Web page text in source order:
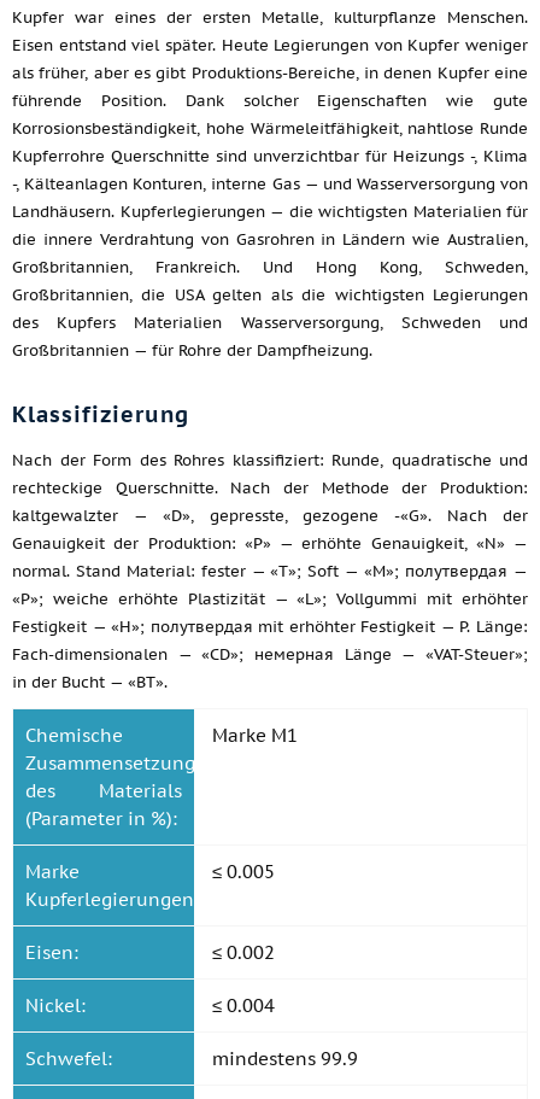
Kupfer war eines der ersten Metalle, kulturpflanze Menschen.
Eisen entstand viel später. Heute Legierungen von Kupfer weniger
als früher, aber es gibt Produktions-Bereiche, in denen Kupfer eine
führende Position. Dank solcher Eigenschaften wie gute
Korrosionsbeständigkeit, hohe Wärmeleitfähigkeit, nahtlose Runde
Kupferrohre Querschnitte sind unverzichtbar für Heizungs -, Klima
-, Kälteanlagen Konturen, interne Gas — und Wasserversorgung von
Landhäusern. Kupferlegierungen — die wichtigsten Materialien für
die innere Verdrahtung von Gasrohren in Ländern wie Australien,
Großbritannien, Frankreich. Und Hong Kong, Schweden,
Großbritannien, die USA gelten als die wichtigsten Legierungen
des Kupfers Materialien Wasserversorgung, Schweden und
Großbritannien — für Rohre der Dampfheizung.
Klassifizierung
Nach der Form des Rohres klassifiziert: Runde, quadratische und
rechteckige Querschnitte. Nach der Methode der Produktion:
kaltgewalzter — «D», gepresste, gezogene -«G». Nach der
Genauigkeit der Produktion: «P» — erhöhte Genauigkeit, «N» —
normal. Stand Material: fester — «T»; Soft — «M»; полутвердая —
«P»; weiche erhöhte Plastizität — «L»; Vollgummi mit erhöhter
Festigkeit — «H»; полутвердая mit erhöhter Festigkeit — P. Länge:
Fach-dimensionalen — «CD»; немерная Länge — «VAT-Steuer»;
in der Bucht — «BT».
Chemische
Zusammensetzung
des Materials
(Parameter in %):
Marke M1
Marke
Kupferlegierungen:
≤ 0.005
Eisen: ≤ 0.002
Nickel: ≤ 0.004
Schwefel: mindestens 99.9